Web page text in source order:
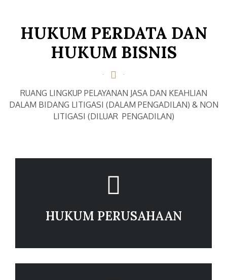
HUKUM PERDATA DAN
HUKUM BISNIS
RUANG LINGKUP PELAYANAN JASA DAN KEAHLIAN
DALAM BIDANG LITIGASI (DALAM PENGADILAN) & NON
LITIGASI (DILUAR PENGADILAN)
HUKUM PERUSAHAAN